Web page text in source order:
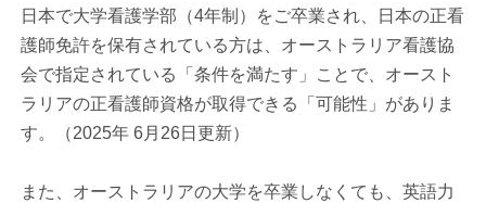
日本で大学看護学部（4年制）をご卒業され、日本の正看
護師免許を保有されている方は、オーストラリア看護協
会で指定されている「条件を満たす」ことで、オースト
ラリアの正看護師資格が取得できる「可能性」がありま
す。（2025年 6月26日更新）
また、オーストラリアの大学を卒業しなくても、英語力